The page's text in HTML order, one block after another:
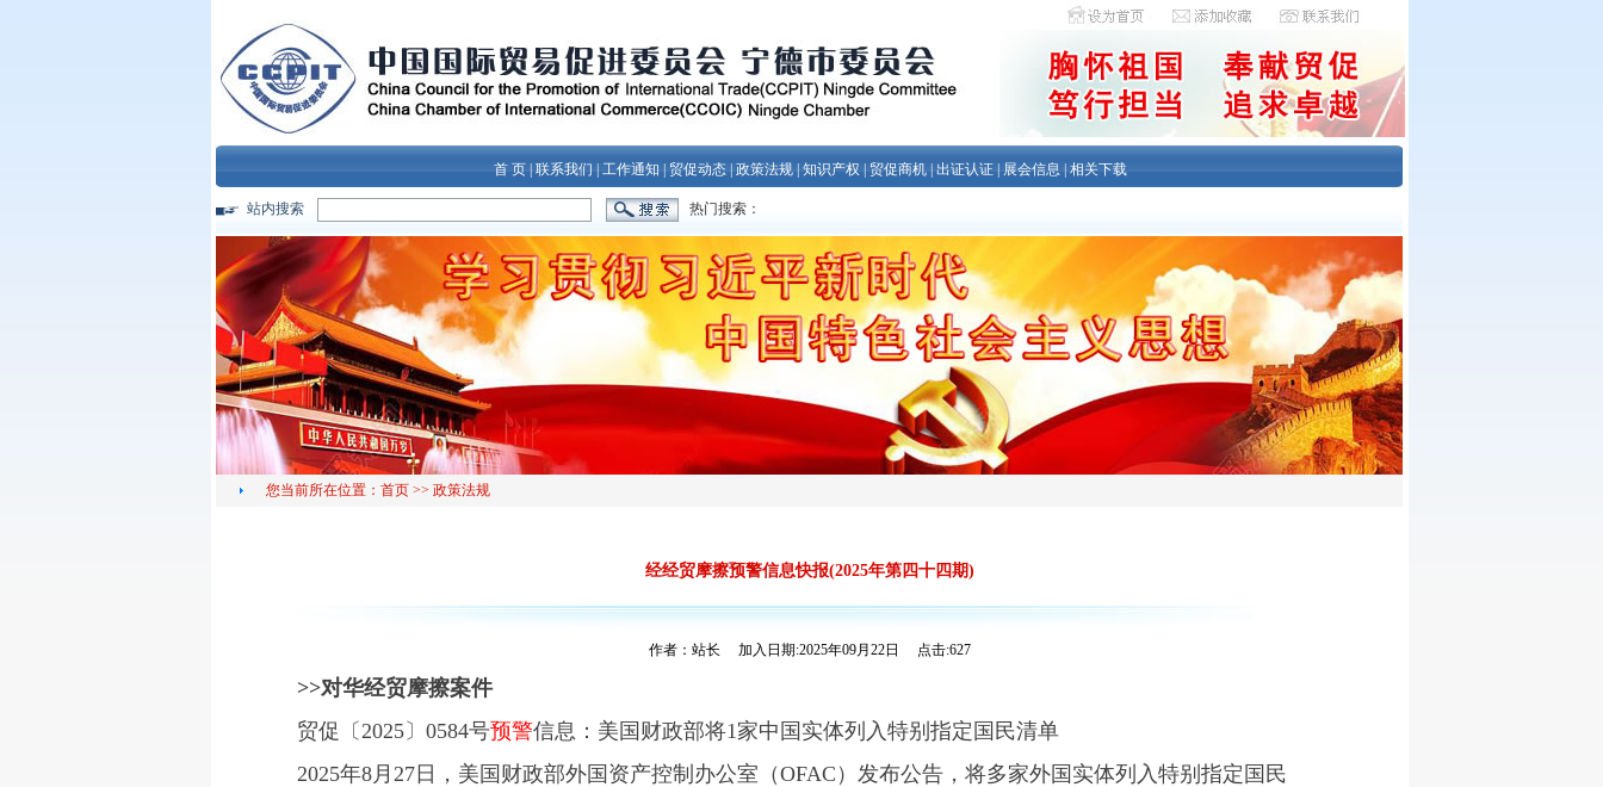
首 页| 联系我们 工作通知 贸促动态| 政策法规| 知识产权 贸促商机| 出证认证| 展会信息 相关下载
站内搜索 热门搜索：
您当前所在位置： 首页 >> 政策法规
经经贸摩擦预警信息快报(2025年第四十四期)
作者：站长 加入日期:2025年09月22日 点击:627
>>对华经贸摩擦案件
贸促〔2025〕0584号预警信息： 美国财政部将1家中国实体列入特别指定国民清单
2025年8月27日，美国财政部外国资产控制办公室（OFAC）发布公告，将多家外国实体列入特别指定国民